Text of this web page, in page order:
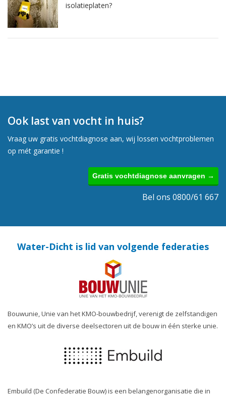
isolatieplaten?
Ook last van vocht in huis?
Vraag uw gratis vochtdiagnose aan, wij lossen vochtproblemen
op mét garantie !
Gratis vochtdiagnose aanvragen →
Bel ons 0800/61 667
Water-Dicht is lid van volgende federaties
Bouwunie, Unie van het KMO-bouwbedrijf, verenigt de zelfstandigen
en KMO’s uit de diverse deelsectoren uit de bouw in één sterke unie.
Embuild (De Confederatie Bouw) is een belangenorganisatie die in